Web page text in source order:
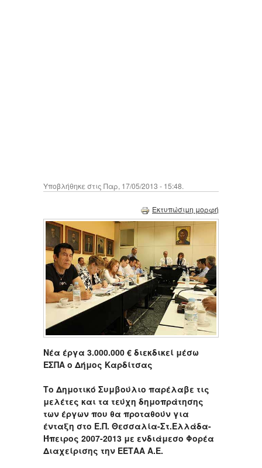
Υποβλήθηκε στις Παρ, 17/05/2013 - 15:48.
Εκτυπώσιμη μορφή
Νέα έργα 3.000.000 € διεκδικεί μέσω
ΕΣΠΑ ο Δήμος Καρδίτσας
Το Δημοτικό Συμβούλιο παρέλαβε τις
μελέτες και τα τεύχη δημοπράτησης
των έργων που θα προταθούν για
ένταξη στο Ε.Π. Θεσσαλία-Στ.Ελλάδα-
Ήπειρος 2007-2013 με ενδιάμεσο Φορέα
Διαχείρισης την ΕΕΤΑΑ Α.Ε.